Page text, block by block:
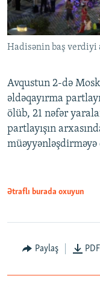
Hadisənin baş verdiyi
Avqustun 2-də
əldəqayırma
ölüb, 21 nəfər
partlayışın
müəyyənləşdirməyə
Ətraflı burada oxuyun
Paylaş PDF